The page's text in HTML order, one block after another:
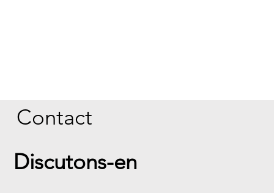
Contact
Discutons-en